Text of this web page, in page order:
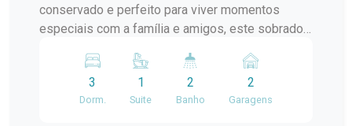
conservado e perfeito para viver momentos
especiais com a família e amigos, este sobrado
próximo ao Ronaldo Lanches e à Escola Dr.
Antônio Leivas Leite, oferece praticidade no dia a
dia aliada a ambientes amplos, funcionais e
3
Dorm.
1
Suite
2
Banho
2
Garagens